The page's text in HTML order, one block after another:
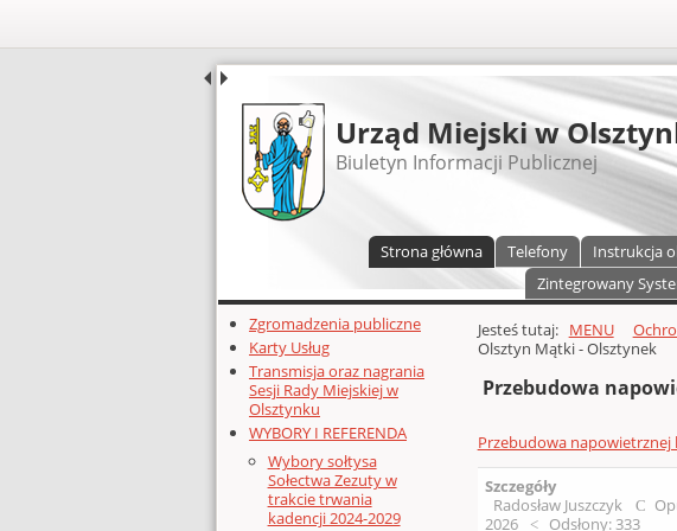
UDOSTĘPNIJ
Urząd Miejski w
Biuletyn Informacji Publicznej
Strona główna Telefony Instrukcja
Zintegrowany
Dodatkowe zasoby (lewa kolumna)
Zgromadzenia publiczne
Karty Usług
Transmisja oraz nagrania
Sesji Rady Miejskiej w
Olsztynku
WYBORY I REFERENDA
Wybory sołtysa
Sołectwa Zezuty w
trakcie trwania
kadencji 2024-2029
Głównej zawartości
Jesteś tutaj: MENU
Olsztyn Mątki - Olsztynek
Przebudowa
Przebudowa napowietrznej
Szczegóły
Radosław Juszczyk
2026
Odsłony: 333